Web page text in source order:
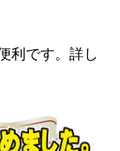
利です。詳し